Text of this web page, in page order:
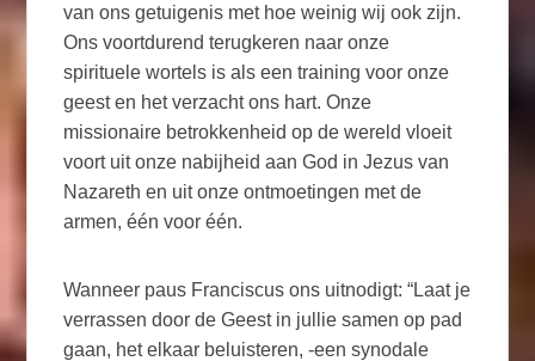
van ons getuigenis met hoe weinig wij ook zijn.
Ons voortdurend terugkeren naar onze
spirituele wortels is als een training voor onze
geest en het verzacht ons hart. Onze
missionaire betrokkenheid op de wereld vloeit
voort uit onze nabijheid aan God in Jezus van
Nazareth en uit onze ontmoetingen met de
armen, één voor één.
Wanneer paus Franciscus ons uitnodigt: “Laat je
verrassen door de Geest in jullie samen op pad
gaan, het elkaar beluisteren, -een synodale